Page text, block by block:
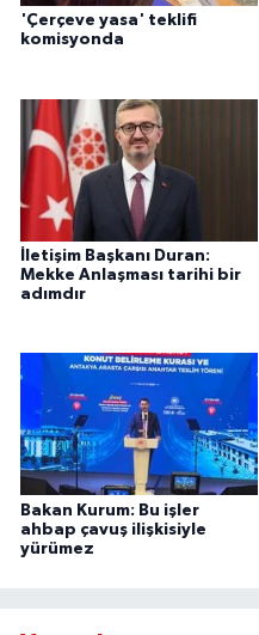
'Çerçeve yasa' teklifi
komisyonda
İletişim Başkanı Duran:
Mekke Anlaşması tarihi bir
adımdır
Bakan Kurum: Bu işler
ahbap çavuş ilişkisiyle
yürümez